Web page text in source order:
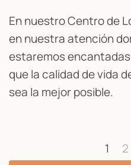
En nuestro Centro de
en nuestra atención
estaremos
que la calidad de vida
sea la mejor posible.
1 2